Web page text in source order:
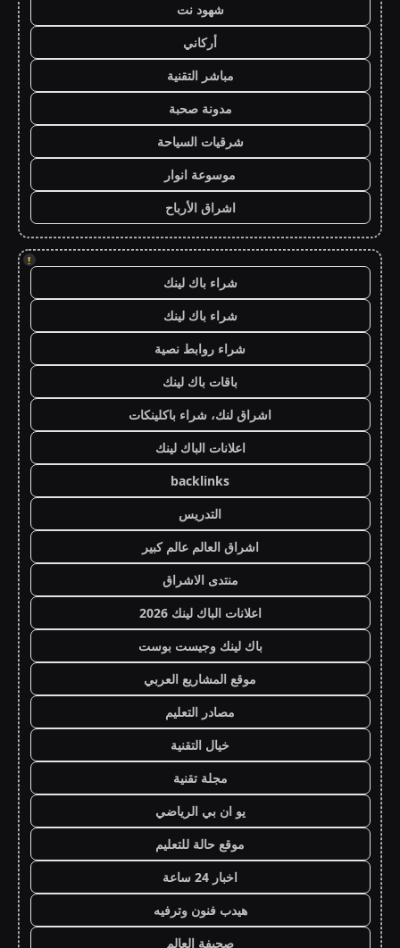
شهود نت
أركاني
مباشر التقنية
مدونة صحبة
شرقيات السياحة
موسوعة انوار
اشراق الأرباح
!
شراء باك لينك
شراء باك لينك
شراء روابط نصية
باقات باك لينك
اشراق لنك، شراء باكلينكات
اعلانات الباك لينك
backlinks
التدريس
اشراق العالم عالم كبير
منتدى الاشراق
اعلانات الباك لينك 2026
باك لينك وجيست بوست
موقع المشاريع العربي
مصادر التعليم
خيال التقنية
مجلة تقنية
يو ان بي الرياضي
موقع حالة للتعليم
اخبار 24 ساعة
هيدب فنون وترفيه
صحيفة العالم